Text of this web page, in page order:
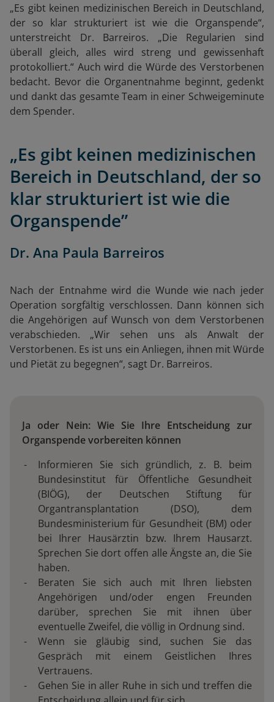
„Es gibt keinen medizinischen Bereich in Deutschland,
der so klar strukturiert ist wie die Organspende“,
unterstreicht Dr. Barreiros. „Die Regularien sind
überall gleich, alles wird streng und gewissenhaft
protokolliert.“ Auch wird die Würde des Verstorbenen
bedacht. Bevor die Organentnahme beginnt, gedenkt
und dankt das gesamte Team in einer Schweigeminute
dem Spender.
„Es gibt keinen medizinischen
Bereich in Deutschland, der so
klar strukturiert ist wie die
Organspende”
Dr. Ana Paula Barreiros
Nach der Entnahme wird die Wunde wie nach jeder
Operation sorgfältig verschlossen. Dann können sich
die Angehörigen auf Wunsch von dem Verstorbenen
verabschieden. „Wir sehen uns als Anwalt der
Verstorbenen. Es ist uns ein Anliegen, ihnen mit Würde
und Pietät zu begegnen“, sagt Dr. Barreiros.
Ja oder Nein: Wie Sie Ihre Entscheidung zur
Organspende vorbereiten können
Informieren Sie sich gründlich, z. B. beim
Bundesinstitut für Öffentliche Gesundheit
(BIÖG), der Deutschen Stiftung für
Organtransplantation (DSO), dem
Bundesministerium für Gesundheit (BM) oder
bei Ihrer Hausärztin bzw. Ihrem Hausarzt.
Sprechen Sie dort offen alle Ängste an, die Sie
haben.
Beraten Sie sich auch mit Ihren liebsten
Angehörigen und/oder engen Freunden
darüber, sprechen Sie mit ihnen über
eventuelle Zweifel, die völlig in Ordnung sind.
Wenn sie gläubig sind, suchen Sie das
Gespräch mit einem Geistlichen Ihres
Vertrauens.
Gehen Sie in aller Ruhe in sich und treffen die